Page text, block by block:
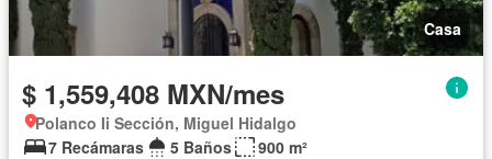
Casa
$ 1,559,408 MXN/mes
Polanco Ii Sección, Miguel Hidalgo
7 Recámaras
5 Baños
900 m²